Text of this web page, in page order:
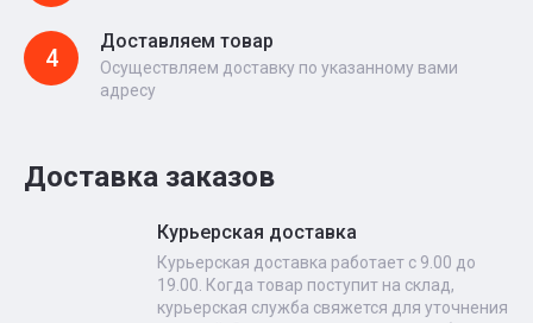
4
Доставляем товар
Осуществляем доставку по указанному вами
адресу
Доставка заказов
Курьерская доставка
Курьерская доставка работает с 9.00 до
19.00. Когда товар поступит на склад,
курьерская служба свяжется для уточнения